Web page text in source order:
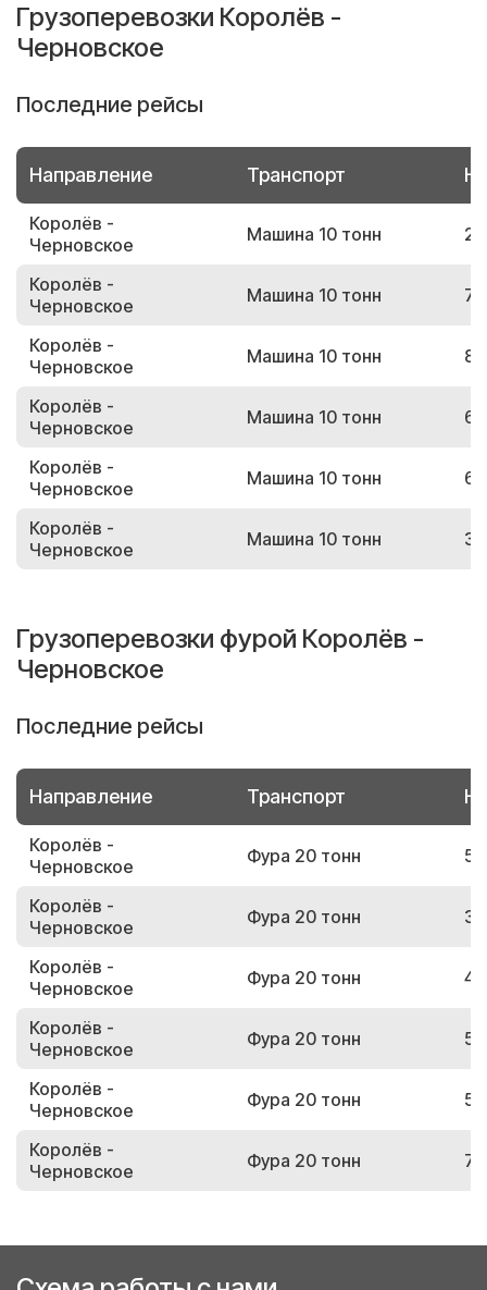
Грузоперевозки Королёв -
Черновское
Последние рейсы
Направление Транспорт
Королёв -
Черновское
Машина 10 тонн
Королёв -
Черновское
Машина 10 тонн
Королёв -
Черновское
Машина 10 тонн
Королёв -
Черновское
Машина 10 тонн
Королёв -
Черновское
Машина 10 тонн
Королёв -
Черновское
Машина 10 тонн
Грузоперевозки фурой Королёв -
Черновское
Последние рейсы
Направление Транспорт
Королёв -
Черновское
Фура 20 тонн
Королёв -
Черновское
Фура 20 тонн
Королёв -
Черновское
Фура 20 тонн
Королёв -
Черновское
Фура 20 тонн
Королёв -
Черновское
Фура 20 тонн
Королёв -
Черновское
Фура 20 тонн